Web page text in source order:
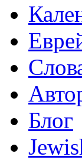
Блог